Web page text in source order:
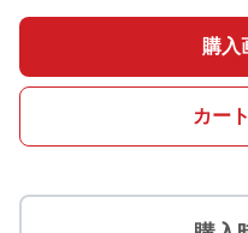
購入
カー